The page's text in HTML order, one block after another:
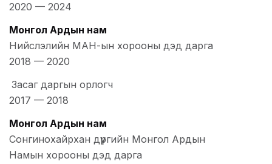
2020 — 2024
Монгол Ардын нам
Нийслэлийн МАН-ын хорооны дэд дарга
2018 — 2020
Засаг даргын орлогч
2017 — 2018
Монгол Ардын нам
Сонгинохайрхан дүүргийн Монгол Ардын
Намын хорооны дэд дарга